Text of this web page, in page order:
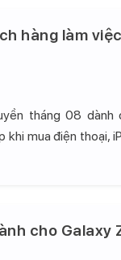
hàng làm việc
tháng 08 dành
khi mua điện thoại,
cho Galaxy